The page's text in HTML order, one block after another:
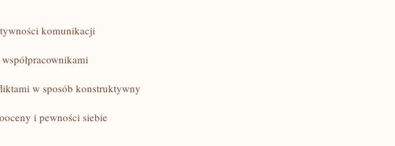
komunikacji
w sposób konstruktywny
i pewności siebie